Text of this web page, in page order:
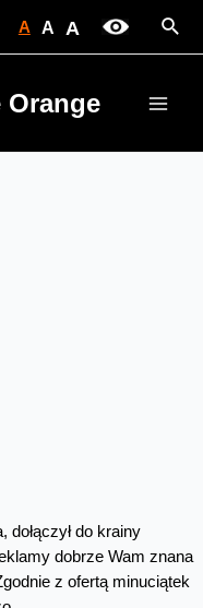
A A A
Orange
do krainy
dobrze Wam znana
z ofertą minuciątek